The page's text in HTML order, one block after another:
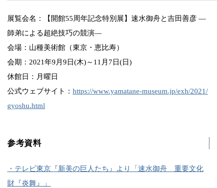
展覧会名：【開館55周年記念特別展】速水御舟と吉田善彦 ―
師弟による超絶技巧の競演―​​
会場：山種美術館（東京・恵比寿）
会期：2021年9月9日(木)～11月7日(日)​​
休館日：月曜日
公式ウェブサイト： https://www.yamatane-museum.jp/exh/2021/
gyoshu.html
参考資料
・テレビ東京『新美の巨人たち』より「速水御舟 重要文化
財『炎舞』」